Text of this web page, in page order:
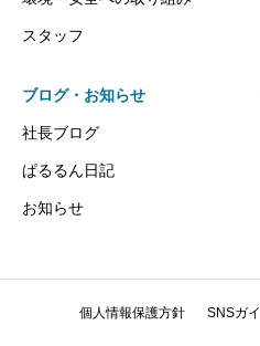
スタッフ
ブログ・お知らせ
社長ブログ
ぱるるん日記
お知らせ
個人情報保護方針 SNSガ